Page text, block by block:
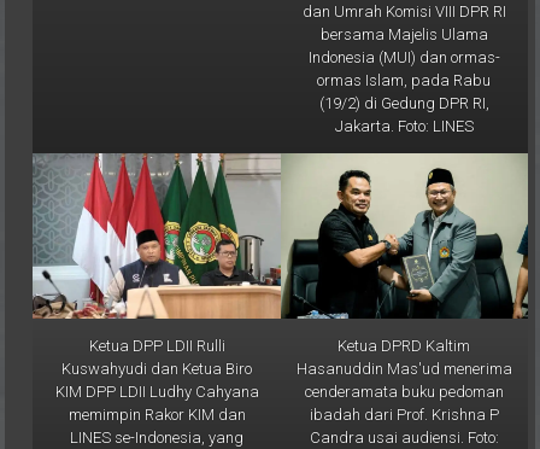
dan Umrah Komisi VIII DPR RI
bersama Majelis Ulama
Indonesia (MUI) dan ormas-
ormas Islam, pada Rabu
(19/2) di Gedung DPR RI,
Jakarta. Foto: LINES
Ketua DPP LDII Rulli
Kuswahyudi dan Ketua Biro
KIM DPP LDII Ludhy Cahyana
memimpin Rakor KIM dan
LINES se-Indonesia, yang
Ketua DPRD Kaltim
Hasanuddin Mas'ud menerima
cenderamata buku pedoman
ibadah dari Prof. Krishna P
Candra usai audiensi. Foto: